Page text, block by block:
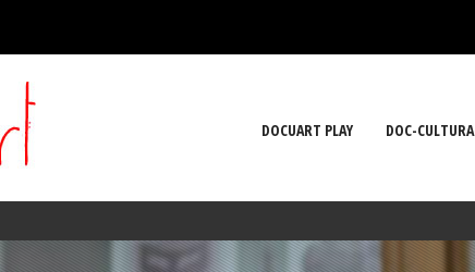
DOCUART PLAY DOC-CULTURA